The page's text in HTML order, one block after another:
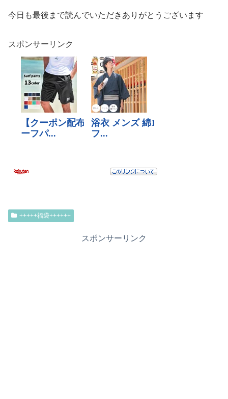
今日も最後まで読んでいただきありがとうございます
スポンサーリンク
+++++福袋++++++
スポンサーリンク